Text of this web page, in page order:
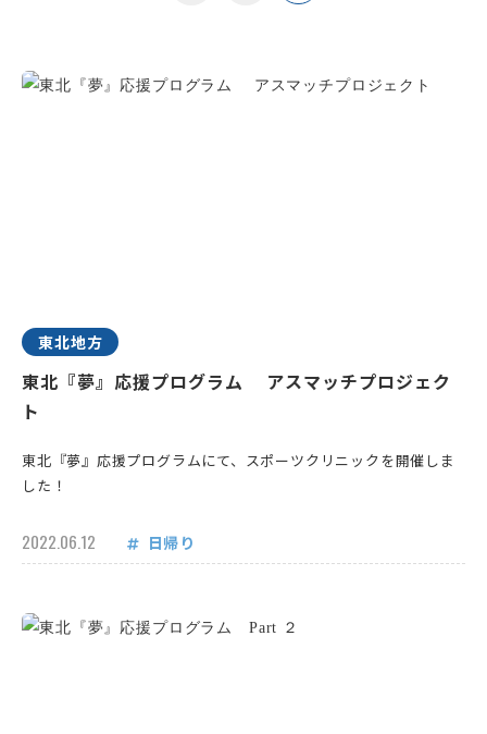
東北地方
東北『夢』応援プログラム アスマッチプロジェク
ト
東北『夢』応援プログラムにて、スポーツクリニックを開催しま
した！
2022.06.12 日帰り